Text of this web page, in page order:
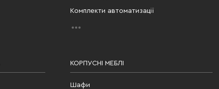
Комплекти автоматизації
КОРПУСНІ МЕБЛІ
Шафи